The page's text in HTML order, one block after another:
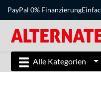
PayPal 0% Finanzierung
Alle Kategorien